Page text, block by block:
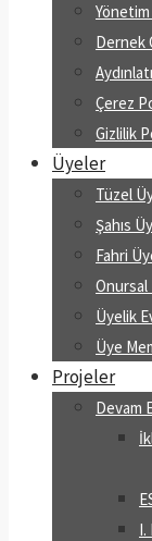
Yönetim
Dernek
Çerez
Gizlilik
Üyeler
Tüzel
Şahıs
Fahri
Onursal
Üyelik
Üye
Projeler
Devam
I.